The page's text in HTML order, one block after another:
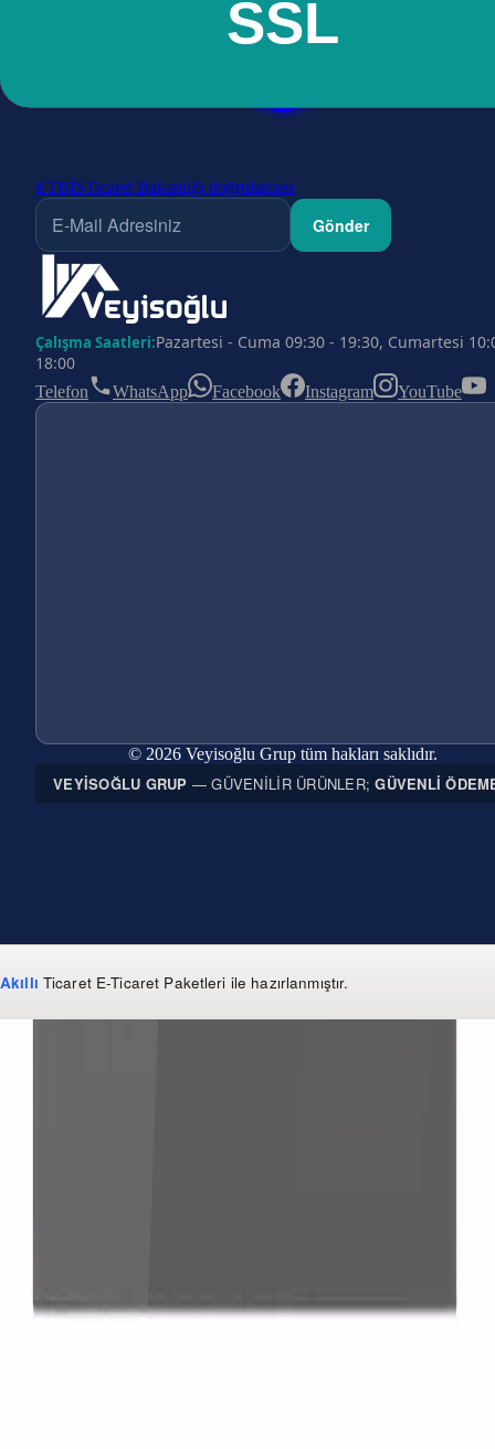
ETBİSTicaret Bakanlığı doğrulaması
Gönder
Çalışma Saatleri:Pazartesi - Cuma 09:30 - 19:30, Cumartesi
18:00
Telefon WhatsApp Facebook Instagram YouTube
© 2026 Veyisoğlu Grup tüm hakları saklıdır.
VEYISOĞLU GRUP — GÜVENILIR ÜRÜNLER;GÜVENLI
Akıllı Ticaret E-Ticaret Paketleri ile hazırlanmıştır.